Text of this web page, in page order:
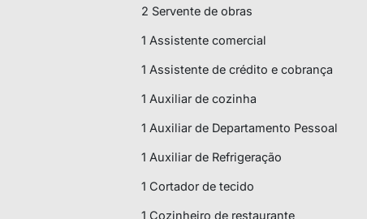
2 Servente de obras
1 Assistente comercial
1 Assistente de crédito e cobrança
1 Auxiliar de cozinha
1 Auxiliar de Departamento Pessoal
1 Auxiliar de Refrigeração
1 Cortador de tecido
1 Cozinheiro de restaurante